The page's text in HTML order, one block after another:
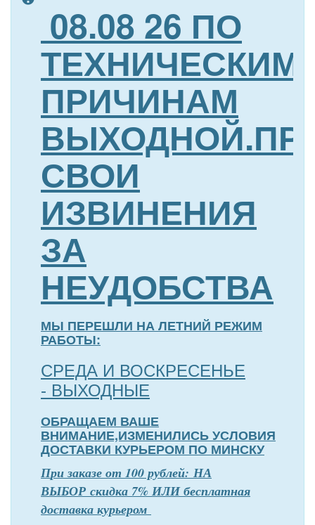
08.08 26 ПО
ТЕХНИЧЕСКИМ
ПРИЧИНАМ
СВОИ
ИЗВИНЕНИЯ
ЗА
НЕУДОБСТВА
МЫ ПЕРЕШЛИ НА ЛЕТНИЙ РЕЖИМ
РАБОТЫ:
СРЕДА И ВОСКРЕСЕНЬЕ
- ВЫХОДНЫЕ
ОБРАЩАЕМ ВАШЕ
ВНИМАНИЕ,ИЗМЕНИЛИСЬ УСЛОВИЯ
ДОСТАВКИ КУРЬЕРОМ ПО МИНСКУ
При заказе от 100 рублей: НА
ВЫБОР скидка 7% ИЛИ бесплатная
доставка курьером